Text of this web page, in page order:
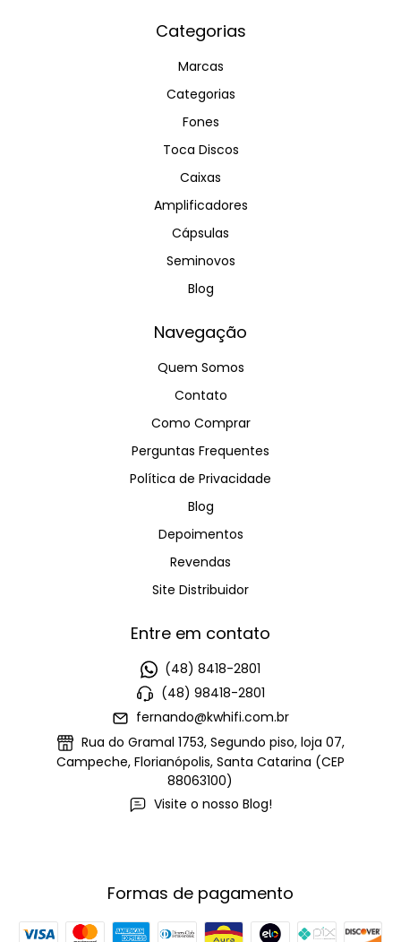
Categorias
Marcas
Categorias
Fones
Toca Discos
Caixas
Amplificadores
Cápsulas
Seminovos
Blog
Navegação
Quem Somos
Contato
Como Comprar
Perguntas Frequentes
Política de Privacidade
Blog
Depoimentos
Revendas
Site Distribuidor
Entre em contato
(48) 8418-2801
(48) 98418-2801
fernando@kwhifi.com.br
Rua do Gramal 1753, Segundo piso, loja 07,
Campeche, Florianópolis, Santa Catarina (CEP
88063100)
Visite o nosso Blog!
Formas de pagamento